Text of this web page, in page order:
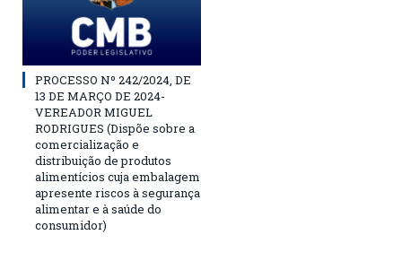
PROCESSO Nº 242/2024, DE
13 DE MARÇO DE 2024-
VEREADOR MIGUEL
RODRIGUES (Dispõe sobre a
comercialização e
distribuição de produtos
alimentícios cuja embalagem
apresente riscos à segurança
alimentar e à saúde do
consumidor)